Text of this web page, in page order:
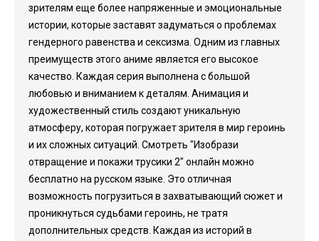
зрителям еще более напряженные и эмоциональные
истории, которые заставят задуматься о проблемах
гендерного равенства и сексизма. Одним из главных
преимуществ этого аниме является его высокое
качество. Каждая серия выполнена с большой
любовью и вниманием к деталям. Анимация и
художественный стиль создают уникальную
атмосферу, которая погружает зрителя в мир героинь
и их сложных ситуаций. Смотреть "Изобрази
отвращение и покажи трусики 2" онлайн можно
бесплатно на русском языке. Это отличная
возможность погрузиться в захватывающий сюжет и
проникнуться судьбами героинь, не тратя
дополнительных средств. Каждая из историй в